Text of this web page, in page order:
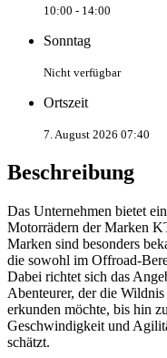
10:00 - 14:00
Sonntag
Nicht verfügbar
Ortszeit
7. August 2026 07:40
Beschreibung
Das Unternehmen bietet
Motorrädern der Marken
Marken sind besonders
die sowohl im Offroad-
Dabei richtet sich das
Abenteurer, der die
erkunden möchte, bis hin
Geschwindigkeit und
schätzt.